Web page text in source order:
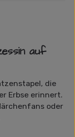
auf
die
Erbse erinnert.
oder